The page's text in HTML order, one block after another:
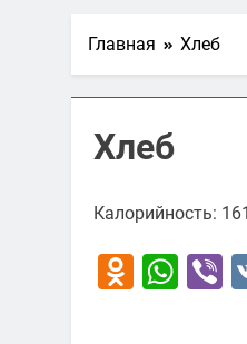
Главная Хлеб
Хлеб
Калорийность: